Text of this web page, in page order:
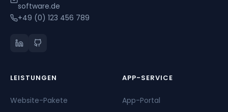
software.de
+49 (0) 123 456 789
LEISTUNGEN
Website-Pakete
APP-SERVICE
App-Portal